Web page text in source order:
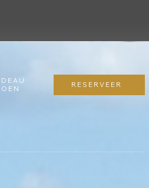
RESERVEER